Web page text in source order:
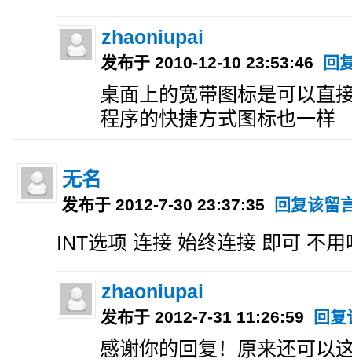
zhaoniupai
发布于 2010-12-10 23:53:46 回
桌面上的宽带图标是可以直
程序的快捷方式图标也一样
无名
发布于 2012-7-30 23:37:35 回复该留
INT选项 连接 始终连接 即可 不
zhaoniupai
发布于 2012-7-31 11:26:59 回
感谢你的回复！原来还可以